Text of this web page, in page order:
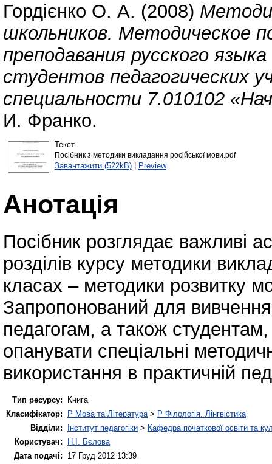
Гордієнко О. А. (2008)
школьников. Методическое
преподавания русского
студентов педагогических
специальности 7.010102
И. Франко.
Текст
Посібник з методики викладання російської мови.pdf
Завантажити (522kB)| Preview
Анотація
Посібник розглядає важливі
розділів курсу методики
класах – методики розвитку
Запропонований для
педагогам, а також
опанувати спеціальні
використання в практичній
Тип ресурсу:
Книга
Класифікатор:
P Мова та Література > P Філологія. Лінгвістика
Відділи:
Інститут педагогіки > Кафедра початкової освіти та
Користувач:
Н.І. Бєлова
Дата подачі:
17 Груд 2012 13:39